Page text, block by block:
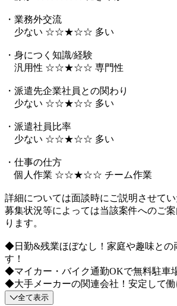
・業務外交流
少ない ☆☆★☆☆ 多い
・身につく知識/経験
汎用性 ☆☆★☆☆ 専門性
・派遣先企業社員との関わり
少ない ☆☆★☆☆ 多い
・派遣社員比率
少ない ☆☆★☆☆ 多い
・仕事の仕方
個人作業 ☆☆★☆☆ チーム作業
詳細については面談時にご説明させてい
募集状況等によっては当該案件へのご
ります。
◆日勤&残業ほぼなし！家庭や趣味との
す！
◆マイカー・バイク通勤OKで無料駐車
◆大手メーカーの関連会社！安定して
全て表示